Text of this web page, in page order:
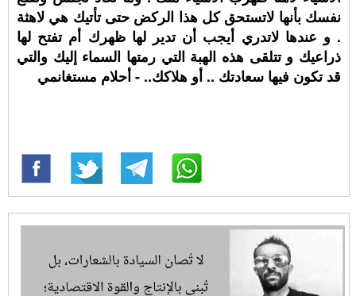
نفسك بأنها لاتستحق كل هذا الركض حتى تأتيك هي لاهثة
. و عندها لاتدري أيجب أن تدير لها ظهرك أم تفتح لها
ذراعيك و تتلقى هذه الهبة التي رمتها السماء إليك والتي
قد تكون فيها سعادتك .. أو هلاكك.. - أحلام مستغانمي